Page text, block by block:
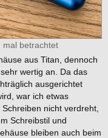
mal betrachtet
aus Titan, dennoch
wertig an. Da das
ausgerichtet
war ich etwas
nicht verdreht,
Schreibstil und
bleiben auch beim